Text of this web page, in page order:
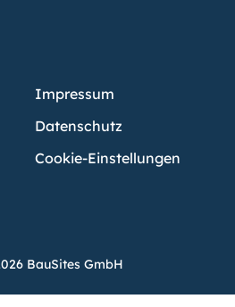
Impressum
Datenschutz
Cookie-Einstellungen
BauSites GmbH